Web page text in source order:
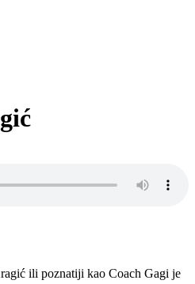
ili poznatiji kao Coach Gagi je